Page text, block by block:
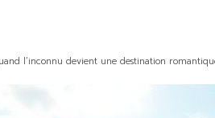
l’inconnu devient une destination